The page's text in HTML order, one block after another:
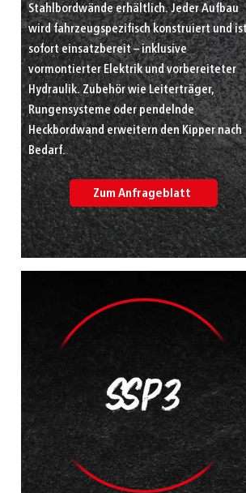
Stahlbordwände erhältlich. Jeder Aufbau
wird fahrzeugspezifisch konstruiert und
sofort einsatzbereit – inklusive
vormontierter Elektrik und vorbereiteter
Hydraulik. Zubehör wie Leiterträger,
Rungensysteme oder pendelnde
Heckbordwand erweitern den Kipper nach
Bedarf.
Zum Anfrageblatt